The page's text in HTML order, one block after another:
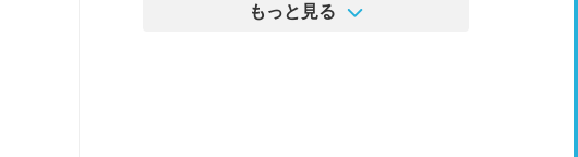
もっと見る